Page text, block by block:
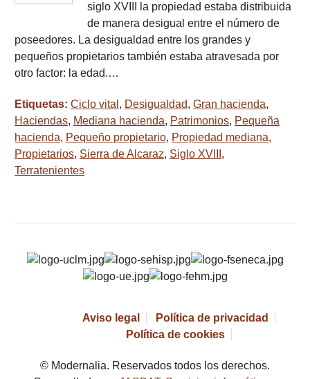
siglo XVIII la propiedad estaba distribuida
de manera desigual entre el número de
poseedores. La desigualdad entre los grandes y
pequeños propietarios también estaba atravesada por
otro factor: la edad.…
Etiquetas: Ciclo vital , Desigualdad, Gran hacienda,
Haciendas, Mediana hacienda, Patrimonios, Pequeña
hacienda, Pequeño propietario, Propiedad mediana,
Propietarios, Sierra de Alcaraz, Siglo XVIII ,
Terratenientes
Aviso legal
Política de privacidad
Política de cookies
© Modernalia. Reservados todos los derechos.